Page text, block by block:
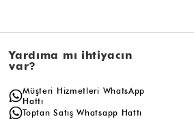
Yardıma mı ihtiyacın
var?
Müşteri Hizmetleri WhatsApp
Hattı
Toptan Satış Whatsapp Hattı